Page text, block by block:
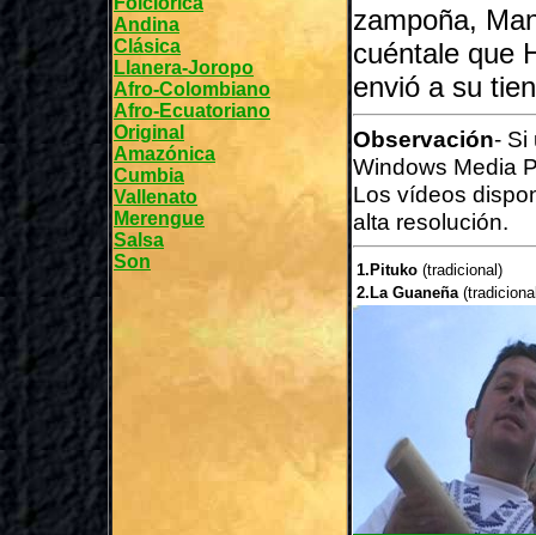
Andina
Clásica
Llanera-Joropo
Afro-Colombiano
Afro-Ecuatoriano
Original
Amazónica
Cumbia
Vallenato
Merengue
Salsa
Son
zampoña,
cuéntale que
envió a su
Observación- Si
Windows Media
Los vídeos
alta resolución.
1.Pituko (tradicional)
2.La Guaneña